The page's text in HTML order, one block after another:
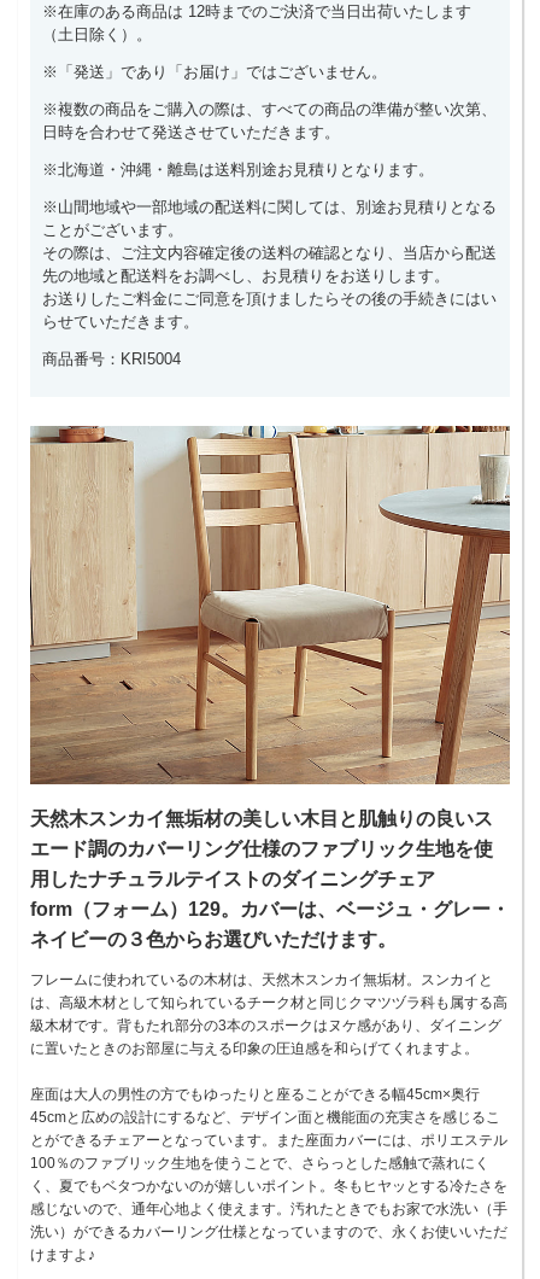
※在庫のある商品は 12時までのご決済で当日出荷いたします
（土日除く）。
※「発送」であり「お届け」ではございません。
※複数の商品をご購入の際は、すべての商品の準備が整い次第、
日時を合わせて発送させていただきます。
※北海道・沖縄・離島は送料別途お見積りとなります。
※山間地域や一部地域の配送料に関しては、別途お見積りとなる
ことがございます。
その際は、ご注文内容確定後の送料の確認となり、当店から配送
先の地域と配送料をお調べし、お見積りをお送りします。
お送りしたご料金にご同意を頂けましたらその後の手続きにはい
らせていただきます。
商品番号：KRI5004
天然木スンカイ無垢材の美しい木目と肌触りの良いス
エード調のカバーリング仕様のファブリック生地を使
用したナチュラルテイストのダイニングチェア
form（フォーム）129。カバーは、ベージュ・グレー・
ネイビーの３色からお選びいただけます。
フレームに使われているの木材は、天然木スンカイ無垢材。スンカイと
は、高級木材として知られているチーク材と同じクマツヅラ科も属する高
級木材です。背もたれ部分の3本のスポークはヌケ感があり、ダイニング
に置いたときのお部屋に与える印象の圧迫感を和らげてくれますよ。
座面は大人の男性の方でもゆったりと座ることができる幅45cm×奥行
45cmと広めの設計にするなど、デザイン面と機能面の充実さを感じるこ
とができるチェアーとなっています。また座面カバーには、ポリエステル
100％のファブリック生地を使うことで、さらっとした感触で蒸れにく
く、夏でもベタつかないのが嬉しいポイント。冬もヒヤッとする冷たさを
感じないので、通年心地よく使えます。汚れたときでもお家で水洗い（手
洗い）ができるカバーリング仕様となっていますので、永くお使いいただ
けますよ♪